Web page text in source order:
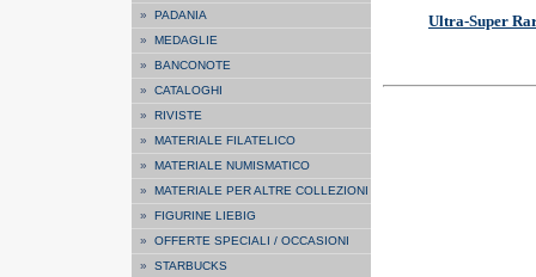
» PADANIA
» MEDAGLIE
» BANCONOTE
» CATALOGHI
» RIVISTE
» MATERIALE FILATELICO
» MATERIALE NUMISMATICO
» MATERIALE PER ALTRE COLLEZIONI
» FIGURINE LIEBIG
» OFFERTE SPECIALI / OCCASIONI
» STARBUCKS
Ultra-Super